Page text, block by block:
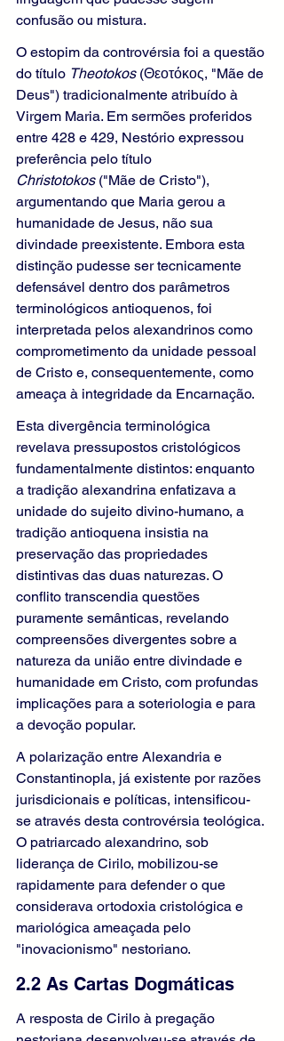
confusão ou mistura.
O estopim da controvérsia foi a questão
do título Theotokos (Θεοτόκος, "Mãe de
Deus") tradicionalmente atribuído à
Virgem Maria. Em sermões proferidos
entre 428 e 429, Nestório expressou
preferência pelo título
Christotokos ("Mãe de Cristo"),
argumentando que Maria gerou a
humanidade de Jesus, não sua
divindade preexistente. Embora esta
distinção pudesse ser tecnicamente
defensável dentro dos parâmetros
terminológicos antioquenos, foi
interpretada pelos alexandrinos como
comprometimento da unidade pessoal
de Cristo e, consequentemente, como
ameaça à integridade da Encarnação.
Esta divergência terminológica
revelava pressupostos cristológicos
fundamentalmente distintos: enquanto
a tradição alexandrina enfatizava a
unidade do sujeito divino-humano, a
tradição antioquena insistia na
preservação das propriedades
distintivas das duas naturezas. O
conflito transcendia questões
puramente semânticas, revelando
compreensões divergentes sobre a
natureza da união entre divindade e
humanidade em Cristo, com profundas
implicações para a soteriologia e para
a devoção popular.
A polarização entre Alexandria e
Constantinopla, já existente por razões
jurisdicionais e políticas, intensificou-
se através desta controvérsia teológica.
O patriarcado alexandrino, sob
liderança de Cirilo, mobilizou-se
rapidamente para defender o que
considerava ortodoxia cristológica e
mariológica ameaçada pelo
"inovacionismo" nestoriano.
2.2 As Cartas Dogmáticas
A resposta de Cirilo à pregação